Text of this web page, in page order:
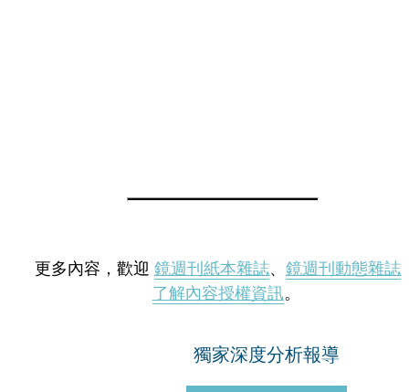
更多內容，歡迎 鏡週刊紙本雜誌、 鏡週刊動態雜誌
了解內容授權資訊。
獨家深度分析報導